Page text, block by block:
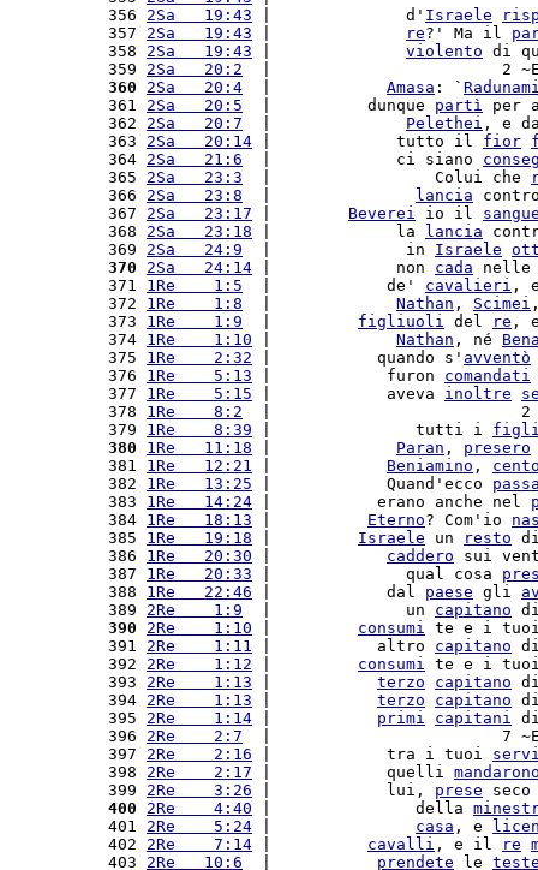
356 2Sa   19:43 |              d' Israele
357 2Sa   19:43 re?' Ma il
358 2Sa   19:43 violento di
359 2Sa   20:2
|                        2
360
2Sa   20:4 Amasa : `
361 2Sa   20:5
  |          dunque
partì per
362 2Sa   20:7 Pelethei , e
363 2Sa   20:14 |             tutto il fior
364 2Sa   21:6
  |             ci siano
365 2Sa   23:3
  |                 Colui che
366 2Sa   23:8 lancia
367 2Sa   23:17 Beverei io il
368 2Sa   23:18 |             la lancia
369 2Sa   24:9
  |              in
Israele
370
2Sa   24:14 |             non cada
371 1Re    1:5
  |            de'
cavalieri ,
372 1Re    1:8 Nathan , Scimei
373 1Re    1:9 figliuoli del re ,
374 1Re    1:10 Nathan , né
375 1Re    2:32 |           quando s' avventò
376 1Re    5:13 |            furon comandati
377 1Re    5:15 |            aveva inoltre
378 1Re    8:2
|
379 1Re    8:39 |               tutti i
380
1Re   11:18 Paran , presero
381 1Re   12:21 Beniamino ,
382 1Re   13:25 |            Quand'ecco
383 1Re   14:24 |           erano anche nel
384 1Re   18:13 Eterno? Com'io
385 1Re   19:18 Israele un resto
386 1Re   20:30 caddero sui
387 1Re   20:33 |              qual cosa
388 1Re   22:46 |            dal paese gli
389 2Re    1:9
  |              un
capitano
390
2Re    1:10 consumi te e i
391 2Re    1:11 |           altro capitano
392 2Re    1:12 consumi te e i
393 2Re    1:13 terzo capitano
394 2Re    1:13 terzo capitano
395 2Re    1:14 primi capitani
396 2Re    2:7
|                        7
397 2Re    2:16 |            tra i tuoi
398 2Re    2:17 |            quelli
399 2Re    3:26 |            lui, prese
400
2Re    4:40 |               della
401 2Re    5:24 casa , e
402 2Re    7:14 cavalli , e il re
403 2Re   10:6 prendete le